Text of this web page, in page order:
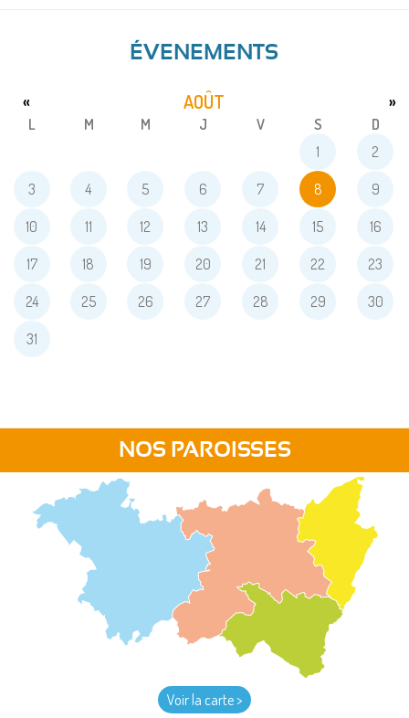
ÉVENEMENTS
AOÛT
« »
L M M J V S
D
1
2
3 4 5 6 7 8 9
10 11 12 13 14 15 16
17 18 19 20 21 22 23
24 25 26 27 28 29 30
31
NOS PAROISSES
Voir la carte >